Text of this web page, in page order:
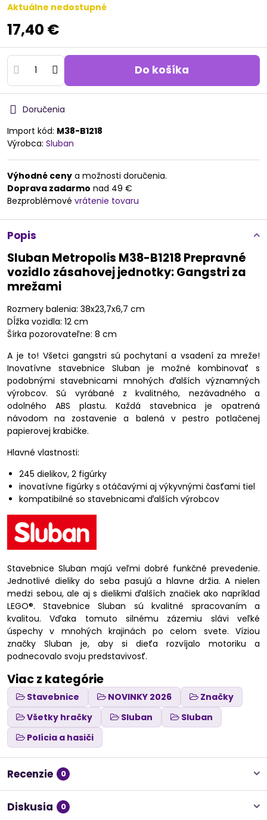
Aktuálne nedostupné
17,40 €
Do košíka
Doručenia
Import kód: M38-B1218
Výrobca: Sluban
Výhodné ceny a možnosti doručenia.
Doprava zadarmo nad 49 €
Bezproblémové vrátenie tovaru
Popis
Sluban Metropolis M38-B1218 Prepravné
vozidlo zásahovej jednotky: Gangstri za
mrežami
Rozmery balenia: 38x23,7x6,7 cm
Dĺžka vozidla: 12 cm
Šírka pozorovateľne: 8 cm
A je to! Všetci gangstri sú pochytaní a vsadení za mreže!
Inovatívne stavebnice Sluban je možné kombinovať s
podobnými stavebnicami mnohých ďalších významných
výrobcov. Sú vyrábané z kvalitného, ​​nezávadného a
odolného ABS plastu. Každá stavebnica je opatrená
návodom na zostavenie a balená v pestro potlačenej
papierovej krabičke.
Hlavné vlastnosti:
245 dielikov, 2 figúrky
inovatívne figúrky s otáčavými aj výkyvnými časťami tiel
kompatibilné so stavebnicami ďalších výrobcov
Stavebnice Sluban majú veľmi dobré funkčné prevedenie.
Jednotlivé dieliky do seba pasujú a hlavne držia. A nielen
medzi sebou, ale aj s dielikmi ďalších značiek ako napríklad
LEGO®. Stavebnice Sluban sú kvalitné spracovaním a
kvalitou. Vďaka tomuto silnému zázemiu slávi veľké
úspechy v mnohých krajinách po celom svete. Víziou
značky Sluban je, aby si dieťa rozvíjalo motoriku a
podnecovalo svoju predstavivosť.
Viac z kategórie
Stavebnice NOVINKY 2026
Značky
Všetky hračky
Sluban
Sluban
Polícia a hasiči
Recenzie 0
Diskusia 0